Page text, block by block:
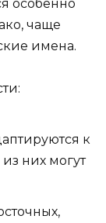
особенно
чаще
имена.
к
них могут